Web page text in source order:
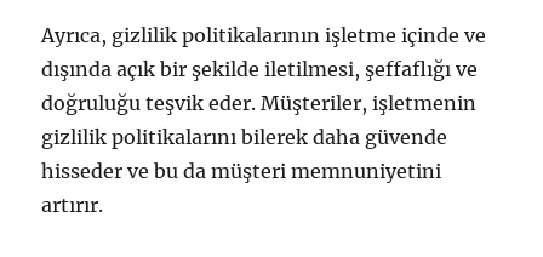
Ayrıca, gizlilik politikalarının işletme içinde ve
dışında açık bir şekilde iletilmesi, şeffaflığı ve
doğruluğu teşvik eder. Müşteriler, işletmenin
gizlilik politikalarını bilerek daha güvende
hisseder ve bu da müşteri memnuniyetini
artırır.